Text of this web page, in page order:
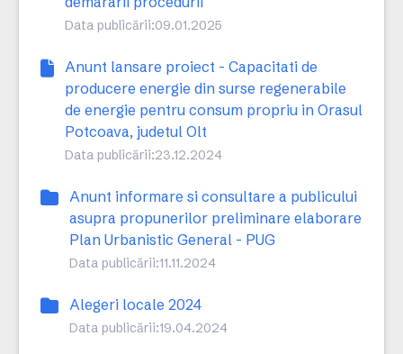
Data publicării:09.01.2025
Anunt lansare proiect - Capacitati de
producere energie din surse regenerabile
de energie pentru consum propriu in Orasul
Potcoava, judetul Olt
Data publicării:23.12.2024
Anunt informare si consultare a publicului
asupra propunerilor preliminare elaborare
Plan Urbanistic General - PUG
Data publicării:11.11.2024
Alegeri locale 2024
Data publicării:19.04.2024